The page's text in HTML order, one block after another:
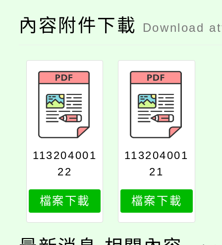
內容附件下載 Download
113204001
22
檔案下載
113204001
21
檔案下載